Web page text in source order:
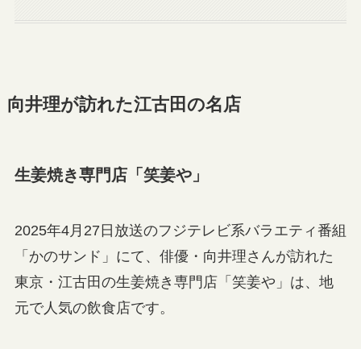
向井理が訪れた江古田の名店
生姜焼き専門店「笑姜や」
2025年4月27日放送のフジテレビ系バラエティ番組
「かのサンド」にて、俳優・向井理さんが訪れた
東京・江古田の生姜焼き専門店「笑姜や」は、地
元で人気の飲食店です。